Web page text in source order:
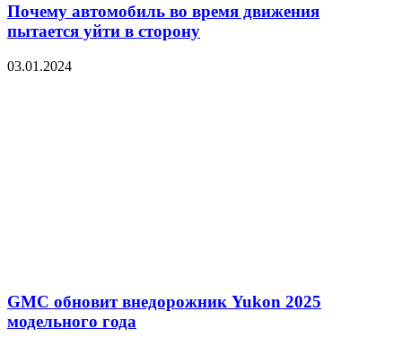
Почему автомобиль во время движения
пытается уйти в сторону
03.01.2024
GMC обновит внедорожник Yukon 2025
модельного года